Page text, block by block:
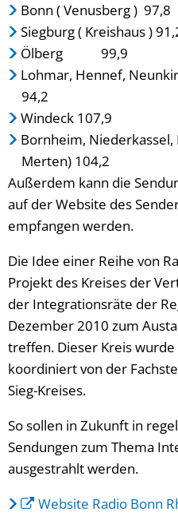
Bonn ( Venusberg ) 97,8
Siegburg ( Kreishaus )
Ölberg 99,9
Lohmar, Hennef,
94,2
Windeck 107,9
Bornheim,
Merten) 104,2
Außerdem kann die
auf der Website des
empfangen werden.
Die Idee einer Reihe von
Projekt des Kreises der
der Integrationsräte der
Dezember 2010 zum
treffen. Dieser Kreis
koordiniert von der
Sieg-Kreises.
So sollen in Zukunft in
Sendungen zum Thema
ausgestrahlt werden.
Website Radio Bonn